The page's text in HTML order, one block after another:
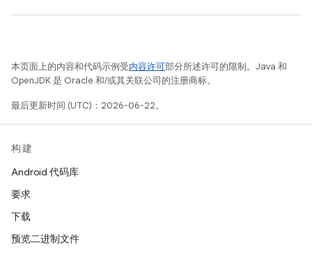
本页面上的内容和代码示例受内容许可部分所述许可的限制。Java 和
OpenJDK 是 Oracle 和/或其关联公司的注册商标。
最后更新时间 (UTC)：2026-06-22。
构建
Android 代码库
要求
下载
预览二进制文件